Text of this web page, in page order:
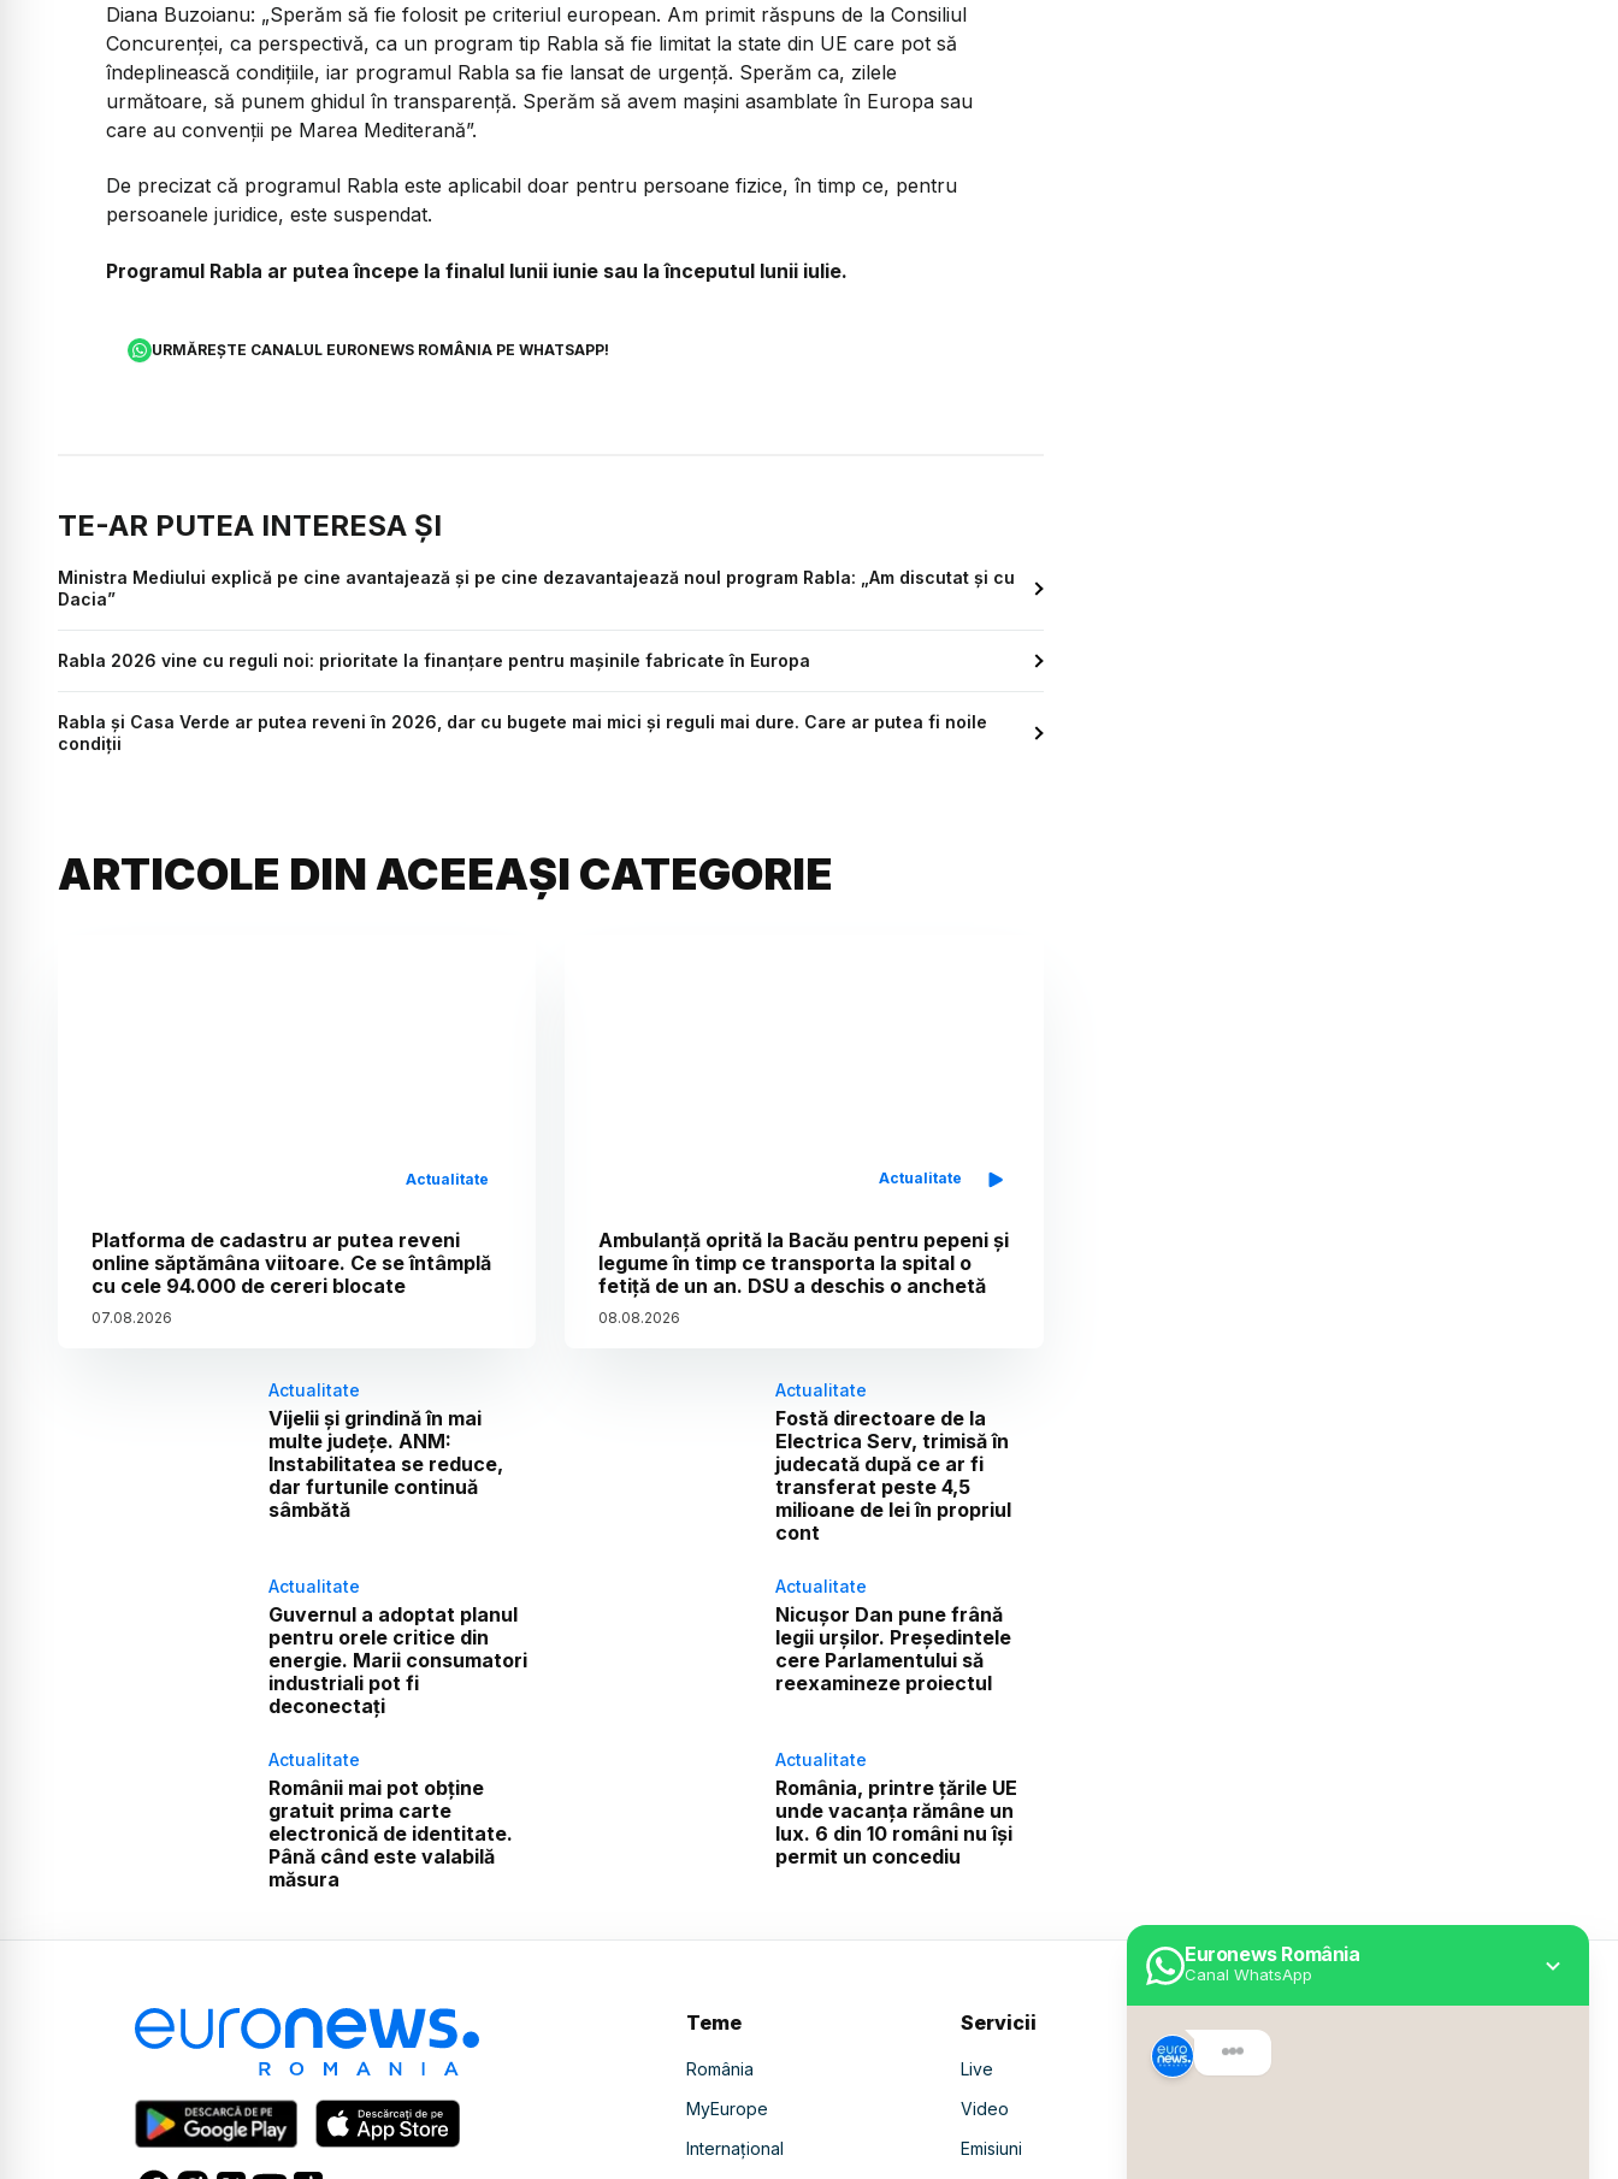
Euronews România
Canal WhatsApp
Diana Buzoianu: „Sperăm să fie folosit pe criteriul european. Am primit răspuns de la Consiliul
Concurenței, ca perspectivă, ca un program tip Rabla să fie limitat la state din UE care pot să
îndeplinească condițiile, iar programul Rabla sa fie lansat de urgență. Sperăm ca, zilele
următoare, să punem ghidul în transparență. Sperăm să avem mașini asamblate în Europa sau
care au convenții pe Marea Mediterană”.
De precizat că programul Rabla este aplicabil doar pentru persoane fizice, în timp ce, pentru
persoanele juridice, este suspendat.
Programul Rabla ar putea începe la finalul lunii iunie sau la începutul lunii iulie.
URMĂREȘTE CANALUL EURONEWS ROMÂNIA PE WHATSAPP!
TE-AR PUTEA INTERESA ȘI
Ministra Mediului explică pe cine avantajează și pe cine dezavantajează noul program Rabla: „Am discutat și cu
Dacia”
Rabla 2026 vine cu reguli noi: prioritate la finanțare pentru mașinile fabricate în Europa
Rabla și Casa Verde ar putea reveni în 2026, dar cu bugete mai mici și reguli mai dure. Care ar putea fi noile
condiții
ARTICOLE DIN ACEEAȘI CATEGORIE
Actualitate
Platforma de cadastru ar putea reveni
online săptămâna viitoare. Ce se întâmplă
cu cele 94.000 de cereri blocate
07.08.2026
Actualitate
Ambulanță oprită la Bacău pentru pepeni și
legume în timp ce transporta la spital o
fetiță de un an. DSU a deschis o anchetă
08.08.2026
Actualitate
Vijelii și grindină în mai
multe județe. ANM:
Instabilitatea se reduce,
dar furtunile continuă
sâmbătă
Actualitate
Fostă directoare de la
Electrica Serv, trimisă în
judecată după ce ar fi
transferat peste 4,5
milioane de lei în propriul
cont
Actualitate
Guvernul a adoptat planul
pentru orele critice din
energie. Marii consumatori
industriali pot fi
deconectați
Actualitate
Nicușor Dan pune frână
legii urșilor. Președintele
cere Parlamentului să
reexamineze proiectul
Actualitate
Românii mai pot obține
gratuit prima carte
electronică de identitate.
Până când este valabilă
măsura
Actualitate
România, printre țările UE
unde vacanța rămâne un
lux. 6 din 10 români nu își
permit un concediu
Teme
România
MyEurope
Internațional
Servicii
Live
Video
Emisiuni
Despre Euronews